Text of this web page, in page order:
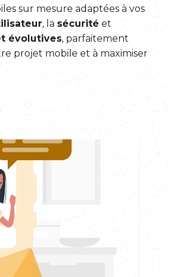
sur mesure adaptées à vos
, la sécurité et
évolutives, parfaitement
projet mobile et à maximiser